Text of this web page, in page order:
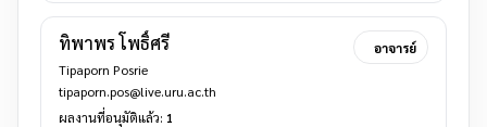
ทิพาพร โพธิ์ศรี
Tipaporn Posrie
tipaporn.pos@live.uru.ac.th
ผลงานที่อนุมัติแล้ว: 1
อาจารย์